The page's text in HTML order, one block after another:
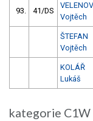
93. 41/DS
Vojtěch
ŠTEFAN
Vojtěch
KOLÁŘ
Lukáš
kategorie C1W